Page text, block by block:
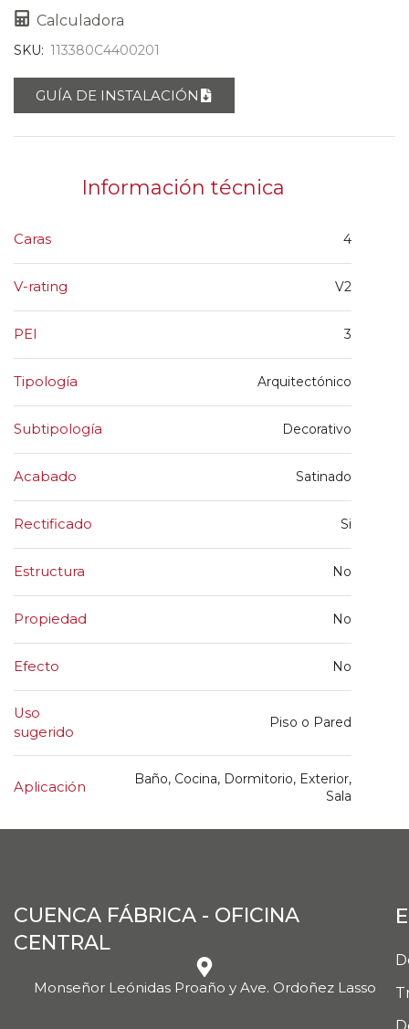
Calculadora
SKU: 113380C4400201
GUÍA DE INSTALACIÓN
Información técnica
Caras 4
V-rating V2
PEI 3
Tipología Arquitectónico
Subtipología Decorativo
Acabado Satinado
Rectificado Si
Estructura No
Propiedad No
Efecto No
Uso
sugerido
Piso o Pared
Aplicación
Baño, Cocina, Dormitorio, Exterior,
Sala
CUENCA FÁBRICA - OFICINA
CENTRAL
Monseñor Leónidas Proaño y Ave. Ordoñez Lasso